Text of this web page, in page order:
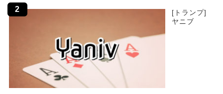
[トランプ]
ヤニブ